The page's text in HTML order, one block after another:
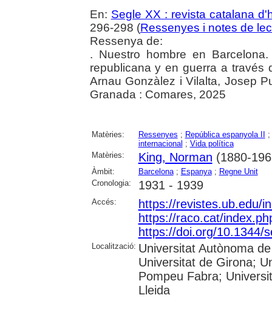
En: Segle XX : revista catalana
296-298 (Ressenyes i notes de
Ressenya de:
. Nuestro hombre en
republicana y en guerra a través
Arnau Gonzàlez i Vilalta, Josep
Granada : Comares, 2025
Matèries: Ressenyes ; República espanyola II
;
internacional ; Vida política
Matèries:
King, Norman (1880-
Àmbit: Barcelona; Espanya; Regne Unit
Cronologia:
1931 - 1939
Accés:
https://revistes.ub.edu/
https://raco.cat/
https://doi.org/10.1344/
Localització: Universitat Autònoma
Universitat de Girona;
Pompeu Fabra;
Lleida